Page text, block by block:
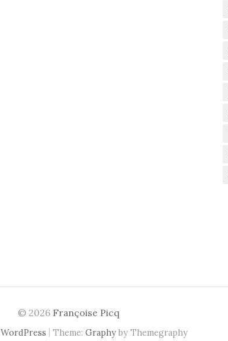
© 2026 Françoise Picq
WordPress | Theme: Graphy by Themegraphy